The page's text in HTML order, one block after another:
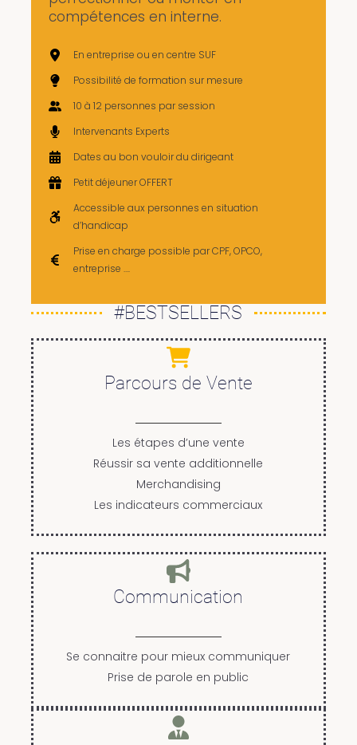
compétences en interne.
En entreprise ou en centre SUF
Possibilité de formation sur mesure
10 à 12 personnes par session
Intervenants Experts
Dates au bon vouloir du dirigeant
Petit déjeuner OFFERT
Accessible aux personnes en situation
d’handicap
Prise en charge possible par CPF, OPCO,
entreprise ….
#BESTSELLERS
Parcours de Vente
Les étapes d’une vente
Réussir sa vente additionnelle
Merchandising
Les indicateurs commerciaux
Communication
Se connaitre pour mieux communiquer
Prise de parole en public